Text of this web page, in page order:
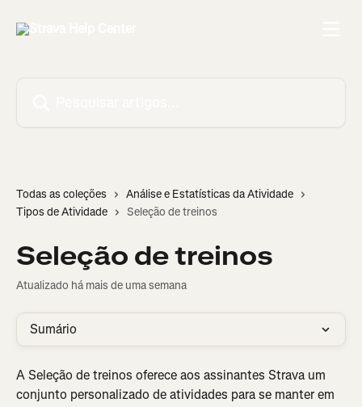
Todas as coleções
Análise e Estatísticas da Atividade
Tipos de Atividade
Seleção de treinos
Seleção de treinos
Atualizado há mais de uma semana
Sumário
A Seleção de treinos oferece aos assinantes Strava um
conjunto personalizado de atividades para se manter em